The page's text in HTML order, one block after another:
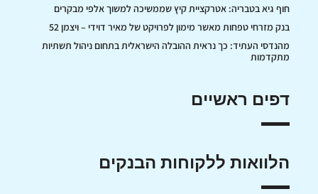
חוף גיא בטבריה: אטרקציית קיץ שממשיכה למשוך אלפי מבקרים
בנק מזרחי טפחות מאשר מימון לפרויקט של מאיר דוידי – ויצמן 52
מהנדסי העתיד: כך נראית ההובלה הישראלית בתחום ניהול תשתיות
מתקדמות
דפים ראשיים
הלוואות ללקוחות הבנקים